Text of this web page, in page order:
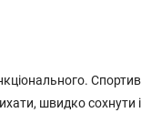
швидко сохнути і